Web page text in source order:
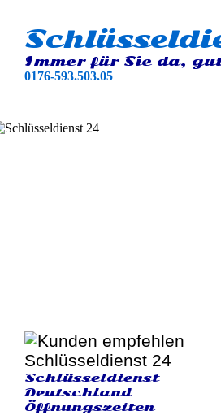
Immer für Sie da,
0176-593.503.05
Schlüsseldienst
Deutschland
Öffnungszeiten